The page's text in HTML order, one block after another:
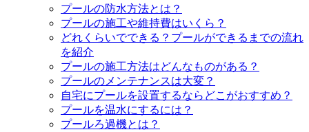
プールの防水方法とは？
プールの施工や維持費はいくら？
どれくらいでできる？プールができるまでの流れ
を紹介
プールの施工方法はどんなものがある？
プールのメンテナンスは大変？
自宅にプールを設置するならどこがおすすめ？
プールを温水にするには？
プールろ過機とは？